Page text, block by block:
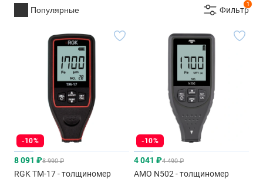
Популярные
1
Фильтр
-10%
8 091 ₽8 990 ₽
RGK TM-17 - толщиномер
-10%
4 041 ₽4 490 ₽
AMO N502 - толщиномер